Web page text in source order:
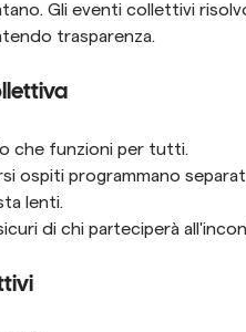
Gli eventi collettivi
trasparenza.
che funzioni per tutti.
ospiti programmano
lenti.
di chi parteciperà